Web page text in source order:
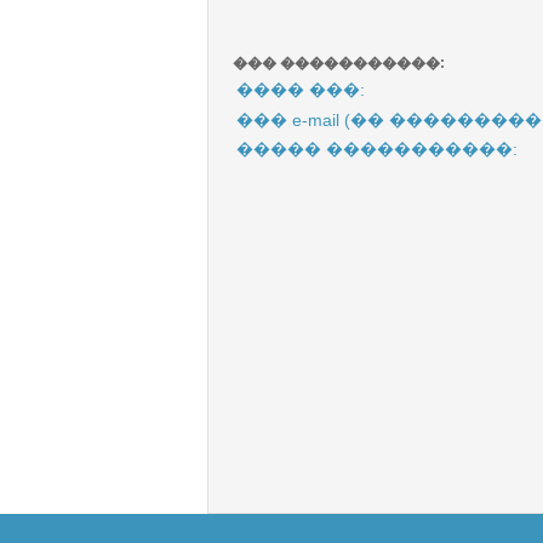
��� �����������:
���� ���:
��� e-mail (��
����� �����������: